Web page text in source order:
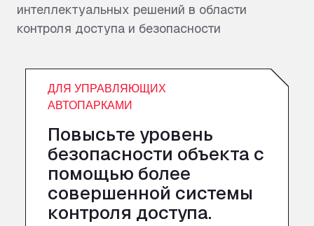
интеллектуальных решений в области
контроля доступа и безопасности
ДЛЯ УПРАВЛЯЮЩИХ
АВТОПАРКАМИ
Повысьте уровень
безопасности объекта с
помощью более
совершенной системы
контроля доступа.